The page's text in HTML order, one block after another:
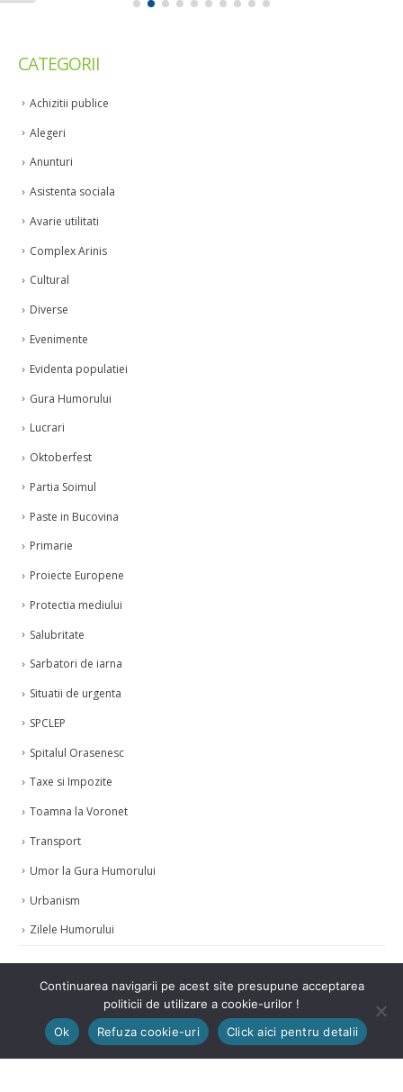
CATEGORII
Achizitii publice
Alegeri
Anunturi
Asistenta sociala
Avarie utilitati
Complex Arinis
Cultural
Diverse
Evenimente
Evidenta populatiei
Gura Humorului
Lucrari
Oktoberfest
Partia Soimul
Paste in Bucovina
Primarie
Proiecte Europene
Protectia mediului
Salubritate
Sarbatori de iarna
Situatii de urgenta
SPCLEP
Spitalul Orasenesc
Taxe si Impozite
Toamna la Voronet
Transport
Umor la Gura Humorului
Urbanism
Zilele Humorului
© Copyright 2021. Toate drepturile rezervate.
Continuarea navigarii pe acest site presupune acceptarea
politicii de utilizare a cookie-urilor !
Ok
Refuza cookie-uri Click aici pentru detalii